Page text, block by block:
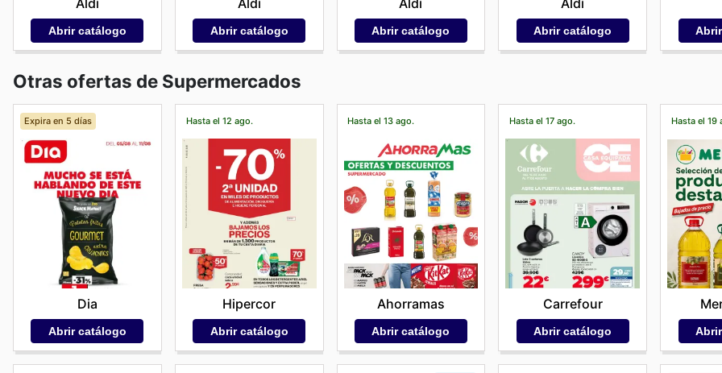
Aldi
Abrir catálogo
Aldi
Abrir catálogo
Aldi
Abrir catálogo
Aldi
Abrir catálogo
Otras ofertas de Supermercados
Expira en 5 días
Dia
Abrir catálogo
Hasta el 12 ago.
Hipercor
Abrir catálogo
Hasta el 13 ago.
Ahorramas
Abrir catálogo
Hasta el 17 ago.
Carrefour
Abrir catálogo
Hasta el 19